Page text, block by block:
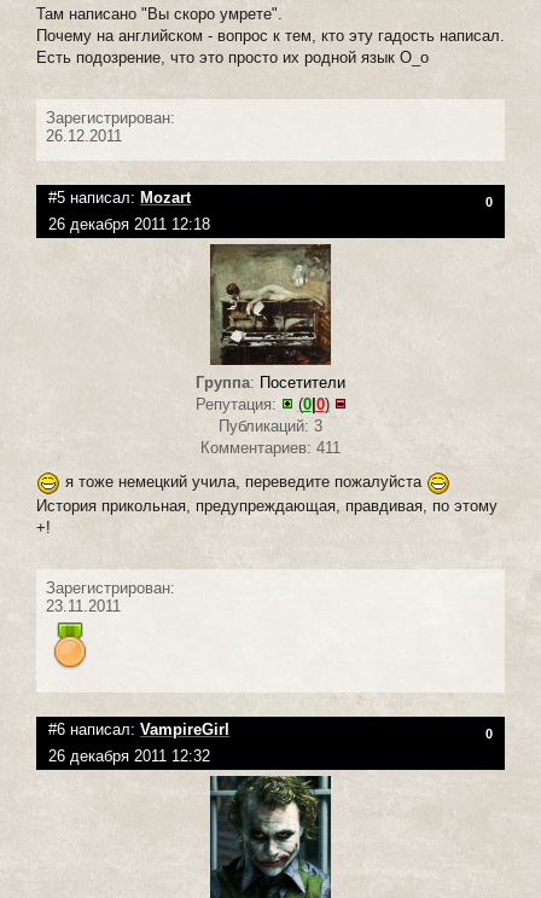
Там написано "Вы скоро умрете".
Почему на английском - вопрос к тем, кто эту гадость написал.
Есть подозрение, что это просто их родной язык О_о
Зарегистрирован:
26.12.2011
#5 написал: Mozart 0
26 декабря 2011 12:18
Группа: Посетители
Репутация:
(0| 0)
Публикаций: 3
Комментариев: 411
я тоже немецкий учила, переведите пожалуйста
История прикольная, предупреждающая, правдивая, по этому
+!
Зарегистрирован:
23.11.2011
#6 написал: VampireGirl 0
26 декабря 2011 12:32